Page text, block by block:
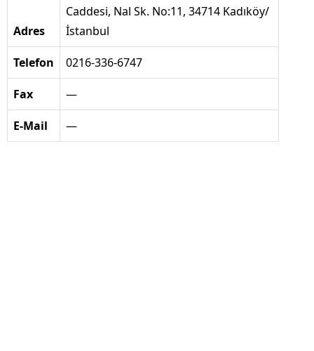
Adres
Caddesi, Nal Sk. No:11, 34714 Kadıköy/
İstanbul
Telefon 0216-336-6747
Fax —
E-Mail —